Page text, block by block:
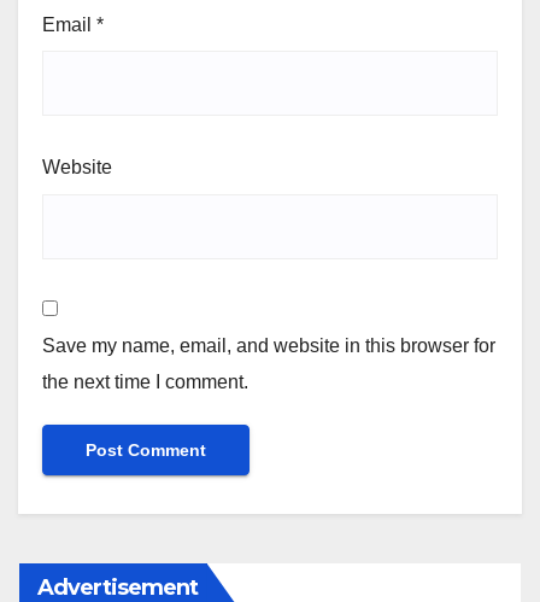
Email *
Website
Save my name, email, and website in this browser for
the next time I comment.
Advertisement